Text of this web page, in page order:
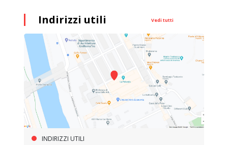
Indirizzi utili Vedi tutti
INDIRIZZI UTILI